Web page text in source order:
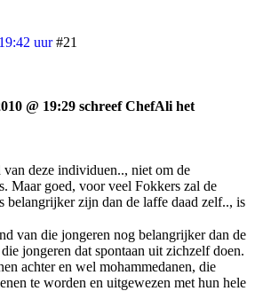
uur #21
@ 19:29 schreef ChefAli het
deze individuen.., niet om de
Maar goed, voor veel Fokkers zal de
belangrijker zijn dan de laffe daad zelf.., is
van die jongeren nog belangrijker dan de
jongeren dat spontaan uit zichzelf doen.
achter en wel mohammedanen, die
te worden en uitgewezen met hun hele